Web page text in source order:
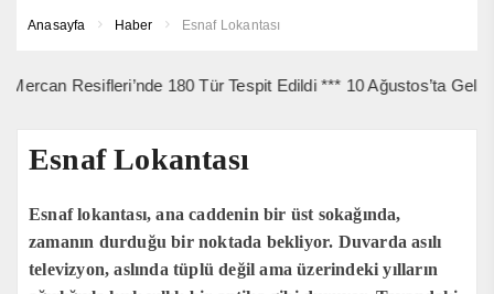
Anasayfa Haber Esnaf Lokantası
180 Tür Tespit Edildi *** 10 Ağustos’ta Gelibolu
Esnaf Lokantası
Esnaf lokantası, ana caddenin bir üst sokağında,
zamanın durduğu bir noktada bekliyor. Duvarda asılı
televizyon, aslında tüplü değil ama üzerindeki yılların